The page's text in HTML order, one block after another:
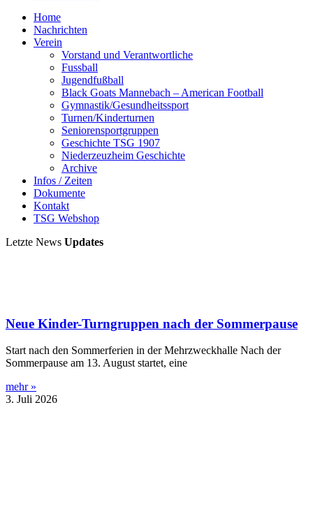
Home
Nachrichten
Verein
Vorstand und Verantwortliche
Fussball
Jugendfußball
Black Goats Mannebach – American Football
Gymnastik/Gesundheitssport
Turnen/Kinderturnen
Seniorensportgruppen
Geschichte TSG 1907
Niederzeuzheim Geschichte
Archive
Infos / Zeiten
Dokumente
Kontakt
TSG Webshop
Letzte News Updates
Neue Kinder-Turngruppen nach der Sommerpause
Start nach den Sommerferien in der Mehrzweckhalle Nach der
Sommerpause am 13. August startet, eine
mehr »
3. Juli 2026